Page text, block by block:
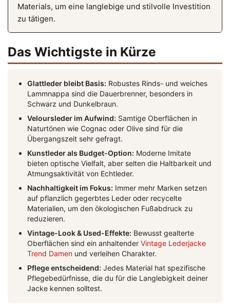
Materials, um eine langlebige und stilvolle Investition
zu tätigen.
Das Wichtigste in Kürze
Glattleder bleibt Basis: Robustes Rinds- und weiches
Lammnappa sind die Dauerbrenner, besonders in
Schwarz und Dunkelbraun.
Veloursleder im Aufwind: Samtige Oberflächen in
Naturtönen wie Cognac oder Olive sind für die
Übergangszeit sehr gefragt.
Kunstleder als Budget-Option: Moderne Imitate
bieten optische Vielfalt, aber selten die Haltbarkeit und
Atmungsaktivität von Echtleder.
Nachhaltigkeit im Fokus: Immer mehr Marken setzen
auf pflanzlich gegerbtes Leder oder recycelte
Materialien, um den ökologischen Fußabdruck zu
reduzieren.
Vintage-Look & Used-Effekte: Bewusst gealterte
Oberflächen sind ein anhaltender Vintage Lederjacke
Trend Damen und verleihen Charakter.
Pflege entscheidend: Jedes Material hat spezifische
Pflegebedürfnisse, die du für die Langlebigkeit deiner
Jacke kennen solltest.